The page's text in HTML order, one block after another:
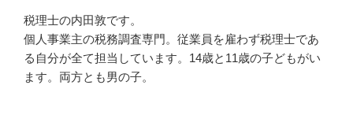
税理士の内田敦です。
個人事業主の税務調査専門。従業員を雇わず税理士であ
る自分が全て担当しています。14歳と11歳の子どもがい
ます。両方とも男の子。